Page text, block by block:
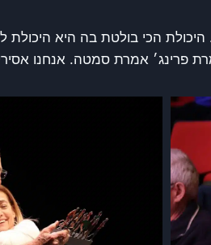
הכי בולטת בה היא היכולת
פרינג׳ אמרת סמטה. אנחנו